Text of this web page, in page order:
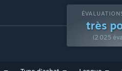
très
(2 025